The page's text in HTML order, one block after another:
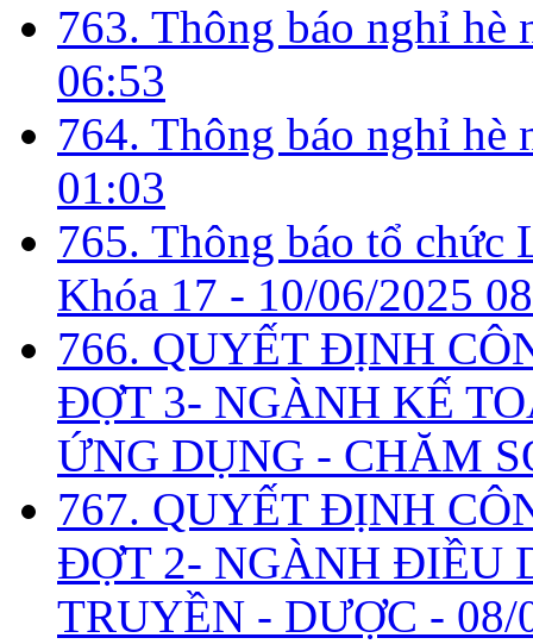
763. Thông báo nghỉ
06:53
764. Thông báo nghỉ
01:03
765. Thông báo tổ chức
Khóa 17 - 10/06/2025
766. QUYẾT ĐỊNH
ĐỢT 3- NGÀNH KẾ
ỨNG DỤNG - CHĂM
767. QUYẾT ĐỊNH
ĐỢT 2- NGÀNH ĐIỀU
TRUYỀN - DƯỢC - 08/